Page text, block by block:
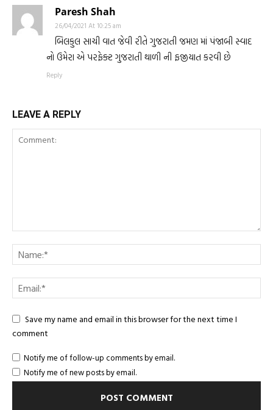
Paresh Shah
26/04/2021 At 10:25 am
બિલકુલ સાચી વાત જેવી રીતે ગુજરાતી જમણ માં પંજાબી સ્વાદ
નો ઉમેરા એ પરફેક્ટ ગુજરાતી થાળી ની ફજીયાત કરવી છે
Reply
LEAVE A REPLY
Save my name and email in this browser for the next time I
comment
Notify me of follow-up comments by email.
Notify me of new posts by email.